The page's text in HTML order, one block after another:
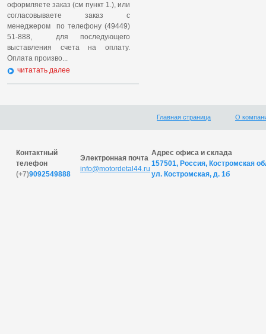
оформляете заказ (см пункт 1.), или
согласовываете заказ с
менеджером по телефону (49449)
51-888, для последующего
выставления счета на оплату.
Оплата произво...
читатать далее
Главная страница О
Контактный
телефон
(+7)9092549888
Электронная почта
info@motordetal44.ru
Адрес офиса и склада
157501, Россия, Костромская
ул. Костромская, д. 1б